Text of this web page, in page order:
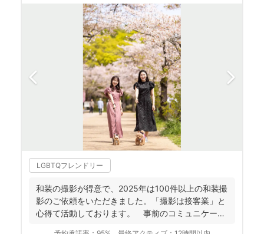
LGBTQフレンドリー
和装の撮影が得意で、2025年は100件以上の和装撮
影のご依頼をいただきました。「撮影は接客業」と
心得て活動しております。 事前のコミュニケーシ